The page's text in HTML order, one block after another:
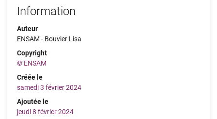
Information
Auteur
ENSAM - Bouvier Lisa
Copyright
© ENSAM
Créée le
samedi 3 février 2024
Ajoutée le
jeudi 8 février 2024